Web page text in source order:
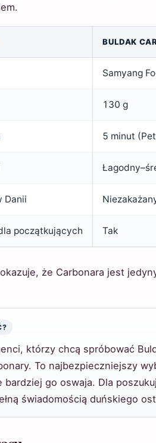
BULDAK
Samyang
130 g
5 minut
Danii
początkujących Tak
że Carbonara jest
którzy chcą spróbować
To najbezpieczniejszy
bardziej go oswaja. Dla
świadomością duńskiego